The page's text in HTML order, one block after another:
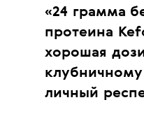
«24 грамма
протеина
хорошая
личный